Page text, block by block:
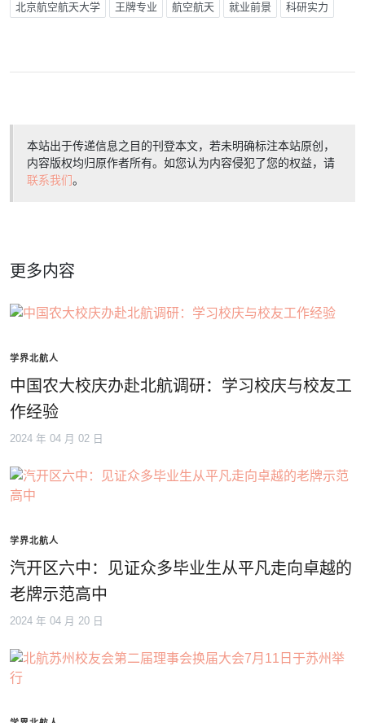
北京航空航天大学 王牌专业 航空航天 就业前景 科研实力
本站出于传递信息之目的刊登本文，若未明确标注本站原创，
内容版权均归原作者所有。如您认为内容侵犯了您的权益，请
联系我们。
更多内容
学界北航人
中国农大校庆办赴北航调研：学习校庆与校友工
作经验
2024 年 04 月 02 日
学界北航人
汽开区六中：见证众多毕业生从平凡走向卓越的
老牌示范高中
2024 年 04 月 20 日